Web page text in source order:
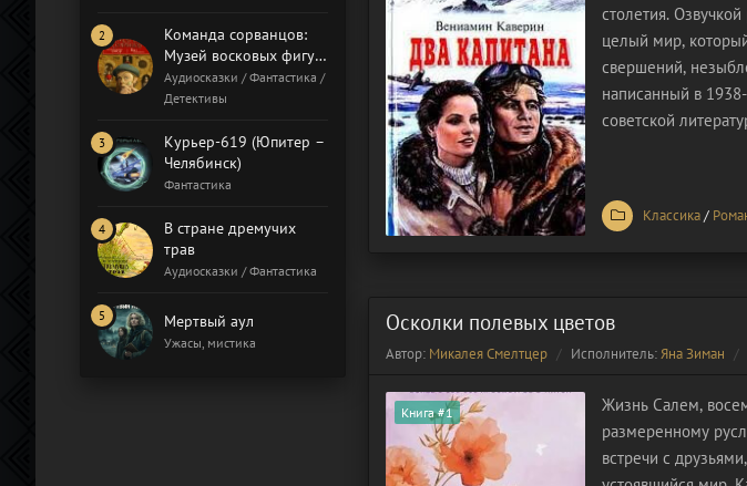
столетия.
целый мир,
свершений,
написанный в
советской
Классика/
Осколки полевых цветов
Автор: Микалея Смелтцер Исполнитель:Яна Зиман
Книга #1
Жизнь Салем,
размеренному
встречи с
Команда сорванцов:
Музей восковых фигур.
Бал газовщиков
Аудиосказки / Фантастика /
Детективы
Курьер-619 (Юпитер –
Челябинск)
Фантастика
В стране дремучих
трав
Аудиосказки / Фантастика
Мертвый аул
Ужасы, мистика